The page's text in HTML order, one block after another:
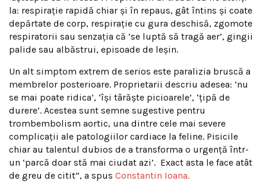
la: respirație rapidă chiar și în repaus, gât întins și coate
depărtate de corp, respirație cu gura deschisă, zgomote
respiratorii sau senzația că ‘se luptă să tragă aer’, gingii
palide sau albăstrui, episoade de leșin.
Un alt simptom extrem de serios este paralizia bruscă a
membrelor posterioare. Proprietarii descriu adesea: ‘nu
se mai poate ridica’, ‘își târăște picioarele’, ‘țipă de
durere’. Acestea sunt semne sugestive pentru
trombembolism aortic, una dintre cele mai severe
complicații ale patologiilor cardiace la feline. Pisicile
chiar au talentul dubios de a transforma o urgență într-
un ‘parcă doar stă mai ciudat azi’. Exact asta le face atât
de greu de citit”, a spus Constantin Ioana.